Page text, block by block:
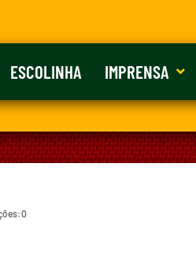
ESCOLINHA IMPRENSA
0